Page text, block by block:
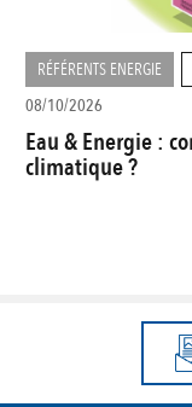
RÉFÉRENTS ENERGIE
08/10/2026
Eau & Energie :
climatique ?